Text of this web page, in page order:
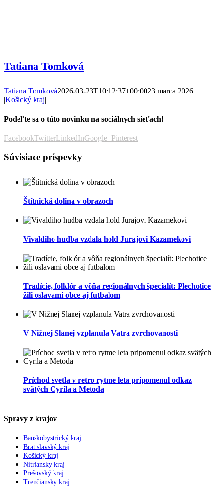
Tatiana Tomková
Tatiana Tomková2026-03-23T10:12:37+00:0023 marca 2026
|Košický kraj|
Podeľte sa o túto novinku na sociálnych sieťach!
FacebookTwitterLinkedInGoogle+Pinterest
Súvisiace príspevky
Štítnická dolina v obrazoch
Vivaldiho hudba vzdala hold Jurajovi Kazamekovi
Tradície, folklór a vôňa regionálnych špecialít: Plechotice
žili oslavami obce aj futbalom
V Nižnej Slanej vzplanula Vatra zvrchovanosti
Príchod svetla v retro rytme leta pripomenul odkaz
svätých Cyrila a Metoda
Správy z krajov
Banskobystrický kraj
Bratislavský kraj
Košický kraj
Nitriansky kraj
Prešovský kraj
Trenčiansky kraj